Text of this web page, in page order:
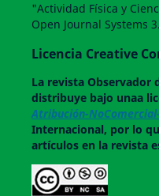
"Actividad Física y
Open Journal Systems
Licencia Creative
La revistaObservador
distribuye bajo unaa
Atribución-
Internacional, por lo
artículos en la revista